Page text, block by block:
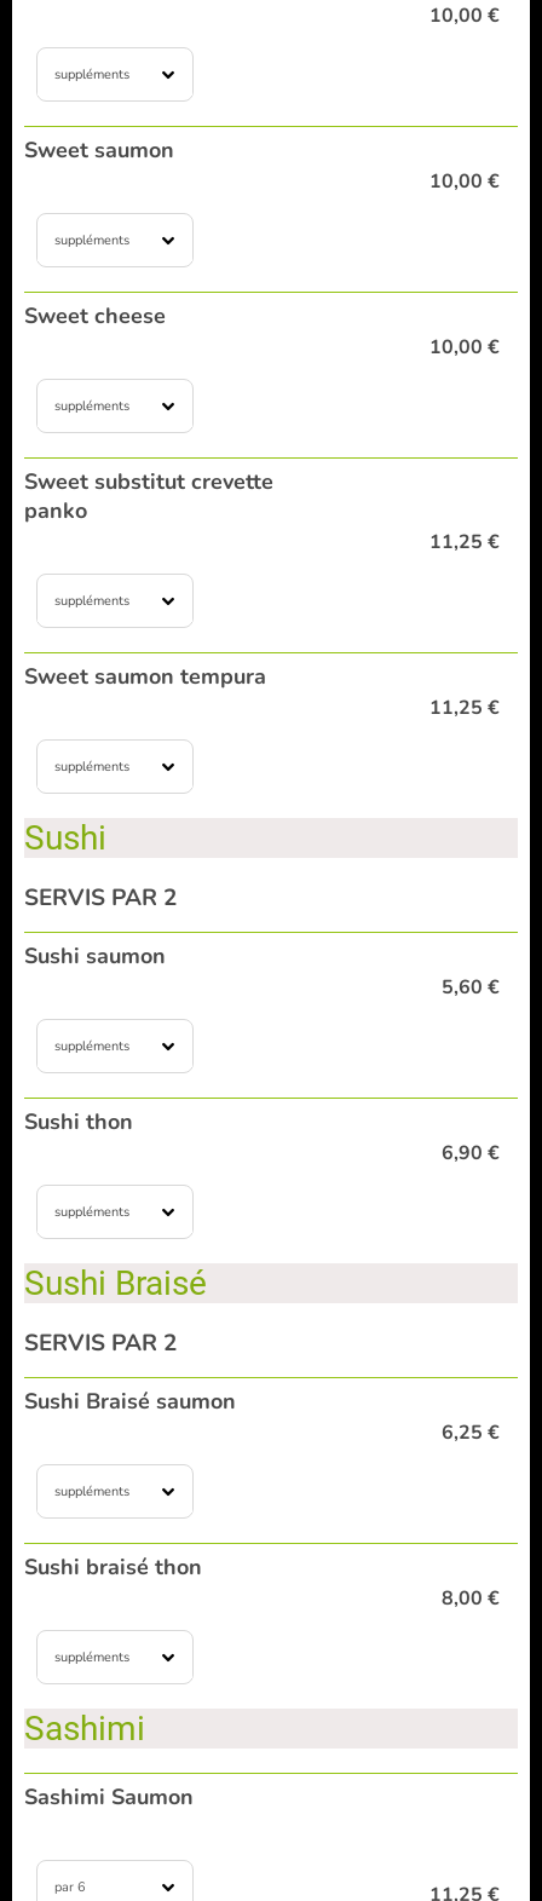
suppléments
10,00 €
Sweet saumon
suppléments
10,00 €
Sweet cheese
suppléments
10,00 €
Sweet substitut crevette
panko
suppléments
11,25 €
Sweet saumon tempura
suppléments
11,25 €
Sushi
SERVIS PAR 2
Sushi saumon
suppléments
5,60 €
Sushi thon
suppléments
6,90 €
Sushi Braisé
SERVIS PAR 2
Sushi Braisé saumon
suppléments
6,25 €
Sushi braisé thon
suppléments
8,00 €
Sashimi
Sashimi Saumon
par 6 11,25 €